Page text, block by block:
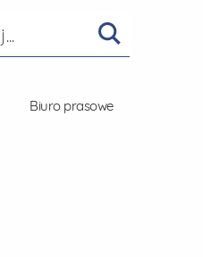
Biuro prasowe